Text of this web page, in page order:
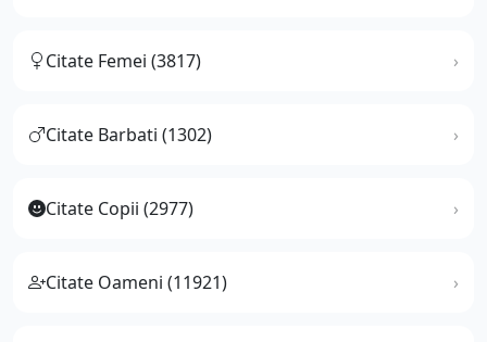
Citate Femei (3817)
Citate Barbati (1302)
Citate Copii (2977)
Citate Oameni (11921)